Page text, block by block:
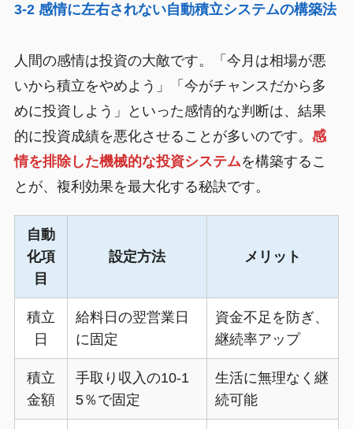
3-2 感情に左右されない自動積立システムの構築法
人間の感情は投資の大敵です。「今月は相場が悪
いから積立をやめよう」「今がチャンスだから多
めに投資しよう」といった感情的な判断は、結果
的に投資成績を悪化させることが多いのです。 感
情を排除した機械的な投資システムを構築するこ
とが、複利効果を最大化する秘訣です。
自動
化項
目
設定方法 メリット
積立
日
給料日の翌営業日
に固定
資金不足を防ぎ、
継続率アップ
積立
金額
手取り収入の10-1
5％で固定
生活に無理なく継
続可能